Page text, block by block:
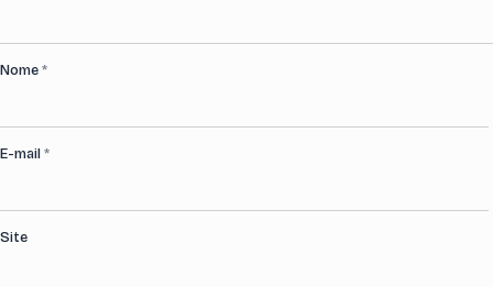
Nome*
E-mail*
Site